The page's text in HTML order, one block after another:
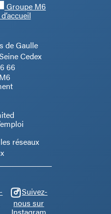
Groupe M6
de Gaulle
Cedex
66
réseaux
Suivez-
nous sur